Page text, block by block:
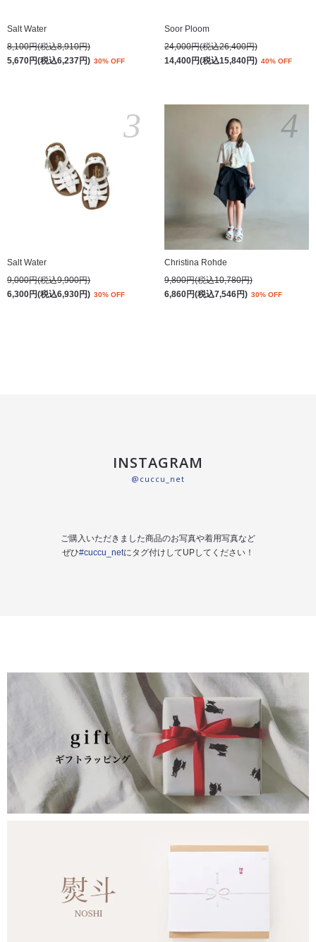
Salt Water
8,100円(税込8,910円)
5,670円(税込6,237円) 30% OFF
Soor Ploom
24,000円(税込26,400円)
14,400円(税込15,840円) 40% OFF
Salt Water
9,000円(税込9,900円)
6,300円(税込6,930円) 30% OFF
3
Christina Rohde
9,800円(税込10,780円)
6,860円(税込7,546円) 30% OFF
4
INSTAGRAM
@cuccu_net
ご購入いただきました商品のお写真や着用写真など
ぜひ#cuccu_netにタグ付けしてUPしてください！